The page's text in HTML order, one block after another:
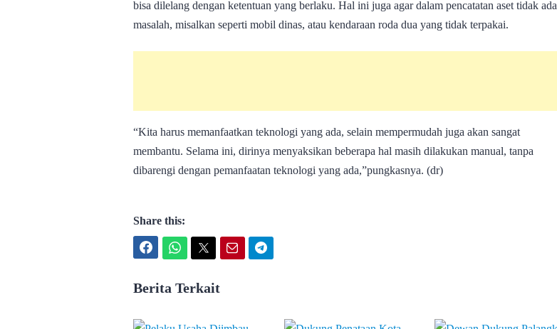
bisa dilelang dengan ketentuan yang berlaku. Hal ini juga agar dalam pencatatan aset tidak ada
masalah, misalkan seperti mobil dinas, atau kendaraan roda dua yang tidak terpakai.
“Kita harus memanfaatkan teknologi yang ada, selain mempermudah juga akan sangat
membantu. Selama ini, dirinya menyaksikan beberapa hal masih dilakukan manual, tanpa
dibarengi dengan pemanfaatan teknologi yang ada,”pungkasnya. (dr)
Share this:
Berita Terkait